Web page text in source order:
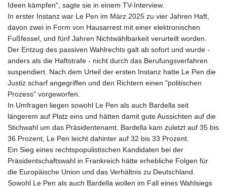
Ideen kämpfen", sagte sie in einem TV-Interview.
In erster Instanz war Le Pen im März 2025 zu vier Jahren Haft,
davon zwei in Form von Hausarrest mit einer elektronischen
Fußfessel, und fünf Jahren Nichtwählbarkeit verurteilt worden.
Der Entzug des passiven Wahlrechts galt ab sofort und wurde -
anders als die Haftstrafe - nicht durch das Berufungsverfahren
suspendiert. Nach dem Urteil der ersten Instanz hatte Le Pen die
Justiz scharf angegriffen und den Richtern einen "politischen
Prozess" vorgeworfen.
In Umfragen liegen sowohl Le Pen als auch Bardella seit
längerem auf Platz eins und hätten damit gute Aussichten auf die
Stichwahl um das Präsidentenamt. Bardella kam zuletzt auf 35 bis
36 Prozent, Le Pen leicht dahinter auf 32 bis 33 Prozent.
Ein Sieg eines rechtspopulistischen Kandidaten bei der
Präsidentschaftswahl in Frankreich hätte erhebliche Folgen für
die Europäische Union und das Verhältnis zu Deutschland.
Sowohl Le Pen als auch Bardella wollen im Fall eines Wahlsiegs